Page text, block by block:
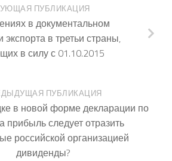
ПУБЛИКАЦИЯ
в документальном
в третьи страны,
в силу с 01.10.2015
ПУБЛИКАЦИЯ
в новой форме декларации по
прибыль следует отразить
российской организацией
дивиденды?